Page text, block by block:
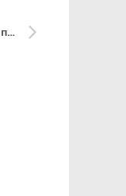
С думой о будущих инженерах. На Урале завод инициировал программу привлечения в школы учителей точных и естественных наук